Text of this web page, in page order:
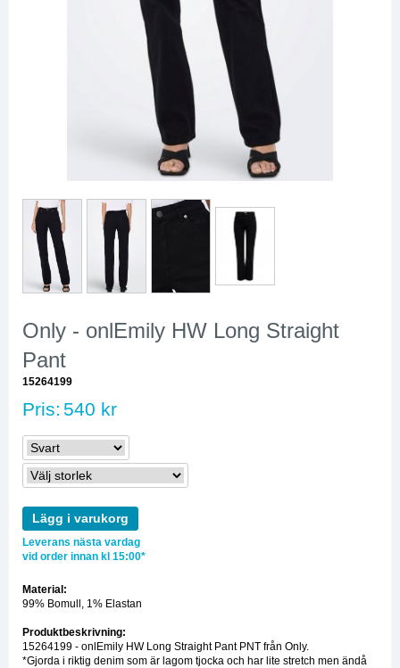
Only - onlEmily HW Long Straight
Pant
15264199
Pris: 540 kr
Lägg i varukorg
Leverans nästa vardag
vid order innan kl 15:00*
Material:
99% Bomull, 1% Elastan
Produktbeskrivning:
15264199 - onlEmily HW Long Straight Pant PNT från Only.
*Gjorda i riktig denim som är lagom tjocka och har lite stretch men ändå